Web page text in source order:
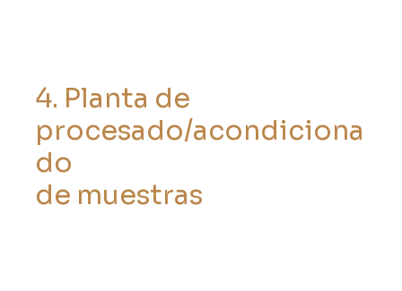
4. Planta de
procesado/acondiciona
do
de muestras